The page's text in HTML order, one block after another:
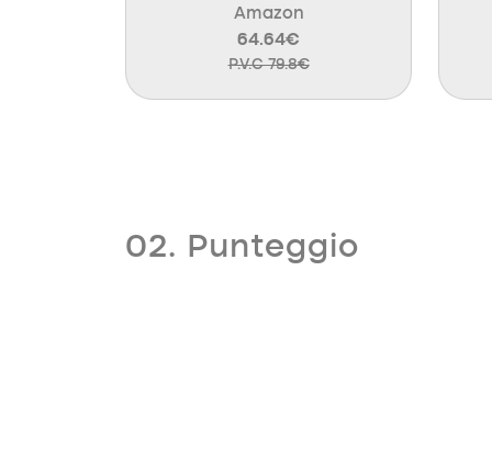
Amazon
64.64€
P.V.C 79.8€
02. Punteggio